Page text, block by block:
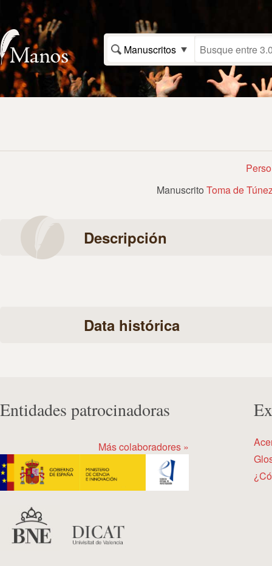
Manuscritos
Manuscrito Toma de
Descripción
Data histórica
Entidades patrocinadoras
Más colaboradores »